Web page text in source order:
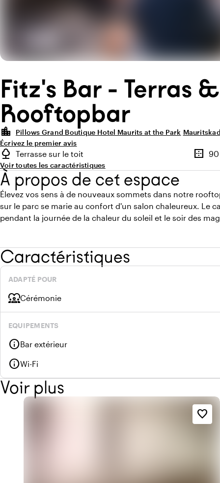
Fitz's Bar - Terras &
Rooftopbar
location_city Pillows Grand Boutique Hotel Maurits at the Park
Écrivez le premier avis
Points forts
nature
Type d'espace extérieur
Terrasse sur le toit border_outer
Voir toutes les caractéristiques
À propos de cet espace
Élevez vos sens à de nouveaux sommets dans notre
sur le parc se marie au confort d'un salon chaleureux. Le
pendant la journée de la chaleur du soleil et le soir des
Caractéristiques
ADAPTÉ POUR
diversity_1Cérémonie
EQUIPEMENTS
infoBar extérieur
infoWi-Fi
Voir plus
favorite_border